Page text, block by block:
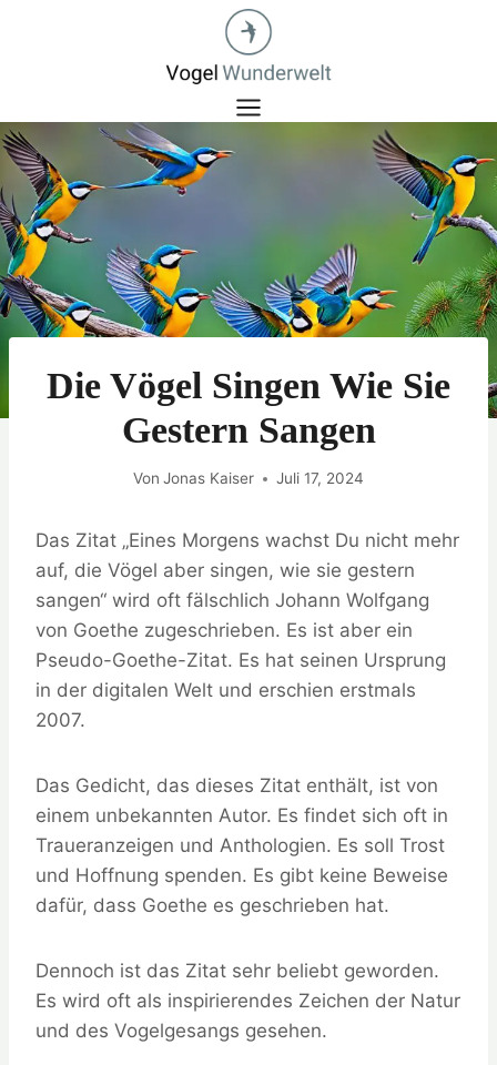
Die Vögel Singen Wie Sie
Gestern Sangen
Von Jonas Kaiser Juli 17, 2024
Das Zitat „Eines Morgens wachst Du nicht mehr
auf, die Vögel aber singen, wie sie gestern
sangen“ wird oft fälschlich Johann Wolfgang
von Goethe zugeschrieben. Es ist aber ein
Pseudo-Goethe-Zitat. Es hat seinen Ursprung
in der digitalen Welt und erschien erstmals
2007.
Das Gedicht, das dieses Zitat enthält, ist von
einem unbekannten Autor. Es findet sich oft in
Traueranzeigen und Anthologien. Es soll Trost
und Hoffnung spenden. Es gibt keine Beweise
dafür, dass Goethe es geschrieben hat.
Dennoch ist das Zitat sehr beliebt geworden.
Es wird oft als inspirierendes Zeichen der Natur
und des Vogelgesangs gesehen.